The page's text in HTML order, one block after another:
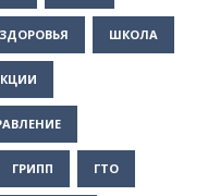
ШКОЛА
ГРИПП ГТО